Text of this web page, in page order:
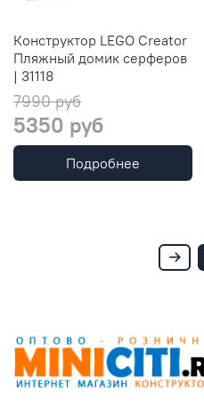
Конструктор LEGO Creator
Пляжный домик серферов
| 31118
7990 руб
5350 руб
Подробнее